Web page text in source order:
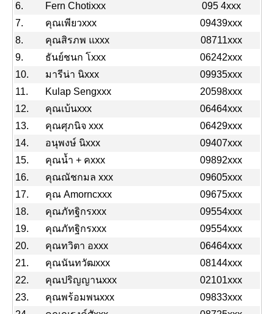
6.
Fern Chotixxx
095 4xxx
7.
คุณเพียวxxx
09439xxx
8.
คุณสิรภพ แxxx
08711xxx
9.
ธันย์ชนก โxxx
06242xxx
10.
มารีน่า นิxxx
09935xxx
11.
Kulap Sengxxx
20598xxx
12.
คุณเบ้นxxx
06464xxx
13.
คุณศุภนิจ xxx
06429xxx
14.
อนุพงษ์ นิxxx
09407xxx
15.
คุณน้ำ + คxxx
09892xxx
16.
คุณณัชกมล xxx
09605xxx
17.
คุณ Amorncxxx
09675xxx
18.
คุณภัทฐิกรxxx
09554xxx
19.
คุณภัทฐิกรxxx
09554xxx
20.
คุณทวิตา อxxx
06464xxx
21.
คุณนันทวัฒxxx
08144xxx
22.
คุณปริญญานxxx
02101xxx
23.
คุณพร้อมพนxxx
09833xxx